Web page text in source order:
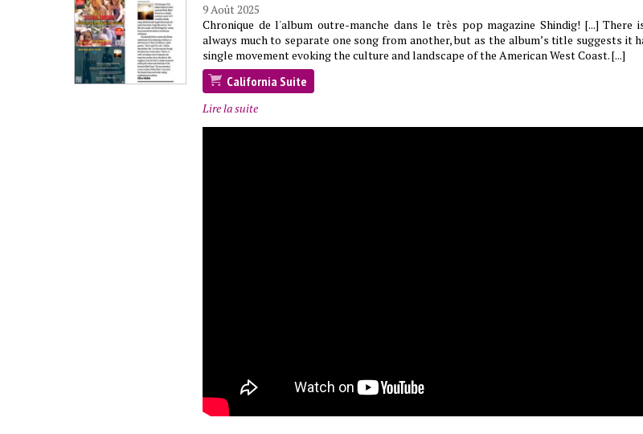
9 Août 2025
Chronique de l'album outre-manche dans le très pop magazine Shindig! [...] There
always much to separate one song from another, but as the album’s title suggests it
single movement evoking the culture and landscape of the American West Coast. [...]
California Suite
Lire la suite